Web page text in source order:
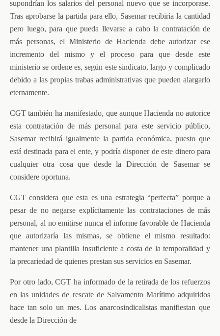
supondrían los salarios del personal nuevo que se incorporase.
Tras aprobarse la partida para ello, Sasemar recibiría la cantidad
pero luego, para que pueda llevarse a cabo la contratación de
más personas, el Ministerio de Hacienda debe autorizar ese
incremento del mismo y el proceso para que desde este
ministerio se ordene es, según este sindicato, largo y complicado
debido a las propias trabas administrativas que pueden alargarlo
eternamente.
CGT también ha manifestado, que aunque Hacienda no autorice
esta contratación de más personal para este servicio público,
Sasemar recibirá igualmente la partida económica, puesto que
está destinada para el ente, y podría disponer de este dinero para
cualquier otra cosa que desde la Dirección de Sasemar se
considere oportuna.
CGT considera que esta es una estrategia “perfecta” porque a
pesar de no negarse explícitamente las contrataciones de más
personal, al no emitirse nunca el informe favorable de Hacienda
que autorizaría las mismas, se obtiene el mismo resultado:
mantener una plantilla insuficiente a costa de la temporalidad y
la precariedad de quienes prestan sus servicios en Sasemar.
Por otro lado, CGT ha informado de la retirada de los refuerzos
en las unidades de rescate de Salvamento Marítimo adquiridos
hace tan solo un mes. Los anarcosindicalistas manifiestan que
desde la Dirección de